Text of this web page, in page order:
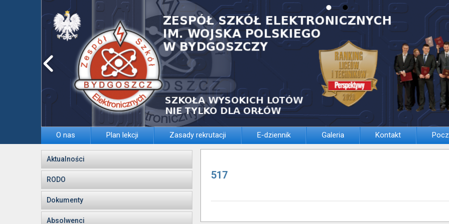
O nas Plan lekcji Zasady rekrutacji E-dziennik Galeria Kontakt
Aktualności
RODO
Dokumenty
Absolwenci
517